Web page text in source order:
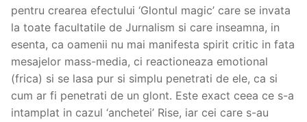
pentru crearea efectului ‘Glontul magic’ care se invata
la toate facultatile de Jurnalism si care inseamna, in
esenta, ca oamenii nu mai manifesta spirit critic in fata
mesajelor mass-media, ci reactioneaza emotional
(frica) si se lasa pur si simplu penetrati de ele, ca si
cum ar fi penetrati de un glont. Este exact ceea ce s-a
intamplat in cazul ‘anchetei’ Rise, iar cei care s-au